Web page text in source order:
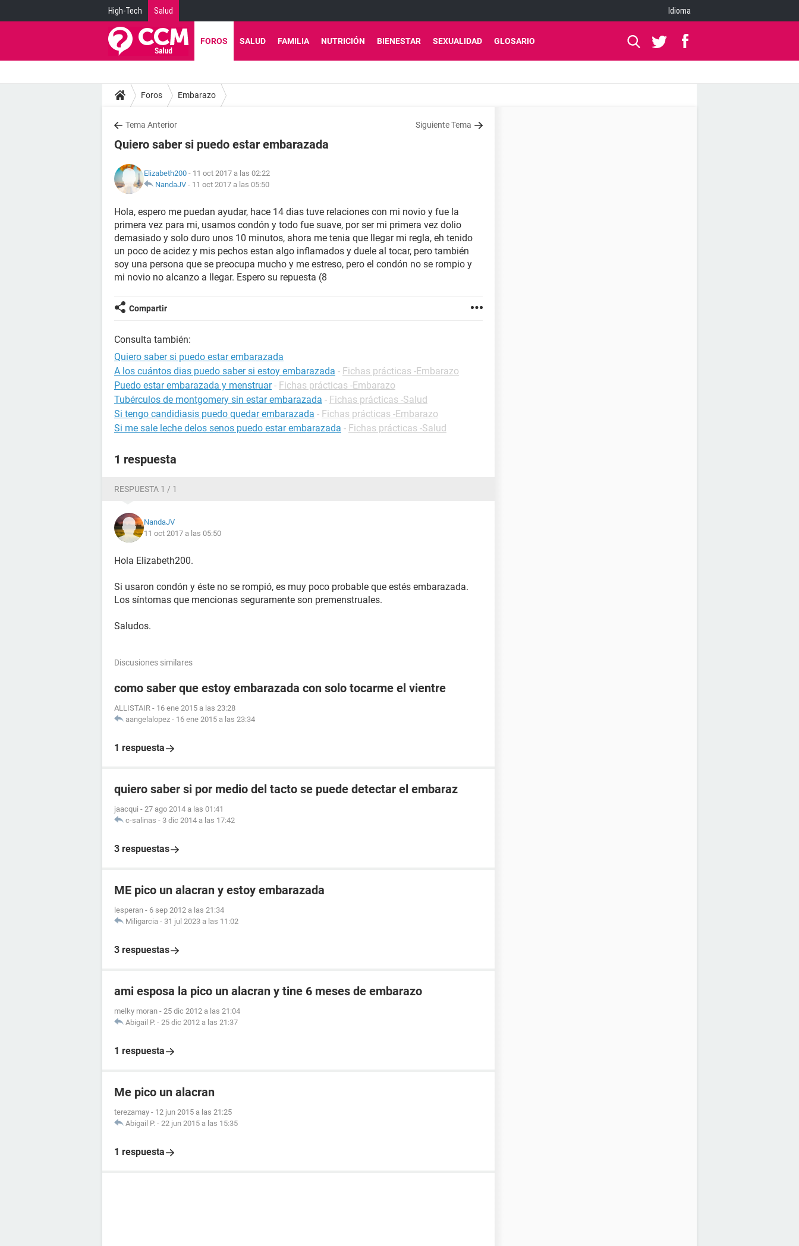
High-Tech Salud Idioma
FOROS SALUD FAMILIA NUTRICIÓN BIENESTAR SEXUALIDAD GLOSARIO
Foros Embarazo
Tema Anterior Siguiente Tema
Quiero saber si puedo estar embarazada
Elizabeth200 - 11 oct 2017 a las 02:22
NandaJV - 11 oct 2017 a las 05:50
Hola, espero me puedan ayudar, hace 14 dias tuve relaciones con mi novio y fue la
primera vez para mi, usamos condón y todo fue suave, por ser mi primera vez dolio
demasiado y solo duro unos 10 minutos, ahora me tenia que llegar mi regla, eh tenido
un poco de acidez y mis pechos estan algo inflamados y duele al tocar, pero también
soy una persona que se preocupa mucho y me estreso, pero el condón no se rompio y
mi novio no alcanzo a llegar. Espero su repuesta (8
Compartir
Consulta también:
Quiero saber si puedo estar embarazada
A los cuántos dias puedo saber si estoy embarazada - Fichas prácticas -Embarazo
Puedo estar embarazada y menstruar - Fichas prácticas -Embarazo
Tubérculos de montgomery sin estar embarazada - Fichas prácticas -Salud
Si tengo candidiasis puedo quedar embarazada - Fichas prácticas -Embarazo
Si me sale leche delos senos puedo estar embarazada - Fichas prácticas -Salud
1 respuesta
RESPUESTA 1 / 1
NandaJV
11 oct 2017 a las 05:50
Hola Elizabeth200.
Si usaron condón y éste no se rompió, es muy poco probable que estés embarazada.
Los síntomas que mencionas seguramente son premenstruales.
Saludos.
Discusiones similares
como saber que estoy embarazada con solo tocarme el vientre
ALLISTAIR - 16 ene 2015 a las 23:28
aangelalopez - 16 ene 2015 a las 23:34
1 respuesta
quiero saber si por medio del tacto se puede detectar el embaraz
jaacqui - 27 ago 2014 a las 01:41
c-salinas - 3 dic 2014 a las 17:42
3 respuestas
ME pico un alacran y estoy embarazada
lesperan - 6 sep 2012 a las 21:34
Miligarcia - 31 jul 2023 a las 11:02
3 respuestas
ami esposa la pico un alacran y tine 6 meses de embarazo
melky moran - 25 dic 2012 a las 21:04
Abigail P. - 25 dic 2012 a las 21:37
1 respuesta
Me pico un alacran
terezamay - 12 jun 2015 a las 21:25
Abigail P. - 22 jun 2015 a las 15:35
1 respuesta